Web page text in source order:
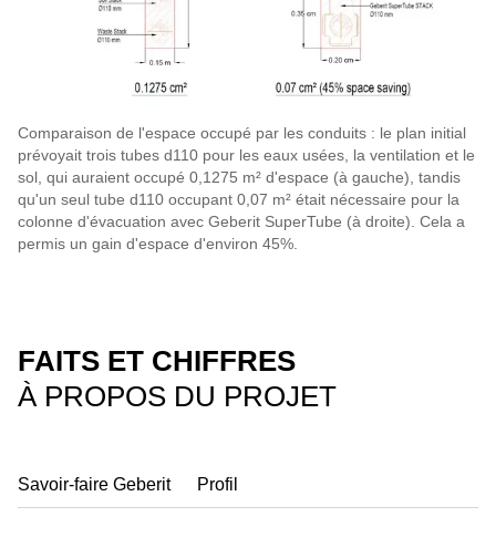
Comparaison de l'espace occupé par les conduits : le plan initial
prévoyait trois tubes d110 pour les eaux usées, la ventilation et le
sol, qui auraient occupé 0,1275 m² d'espace (à gauche), tandis
qu'un seul tube d110 occupant 0,07 m² était nécessaire pour la
colonne d'évacuation avec Geberit SuperTube (à droite). Cela a
permis un gain d'espace d'environ 45%.
FAITS ET CHIFFRES
À PROPOS DU PROJET
Savoir-faire Geberit Profil